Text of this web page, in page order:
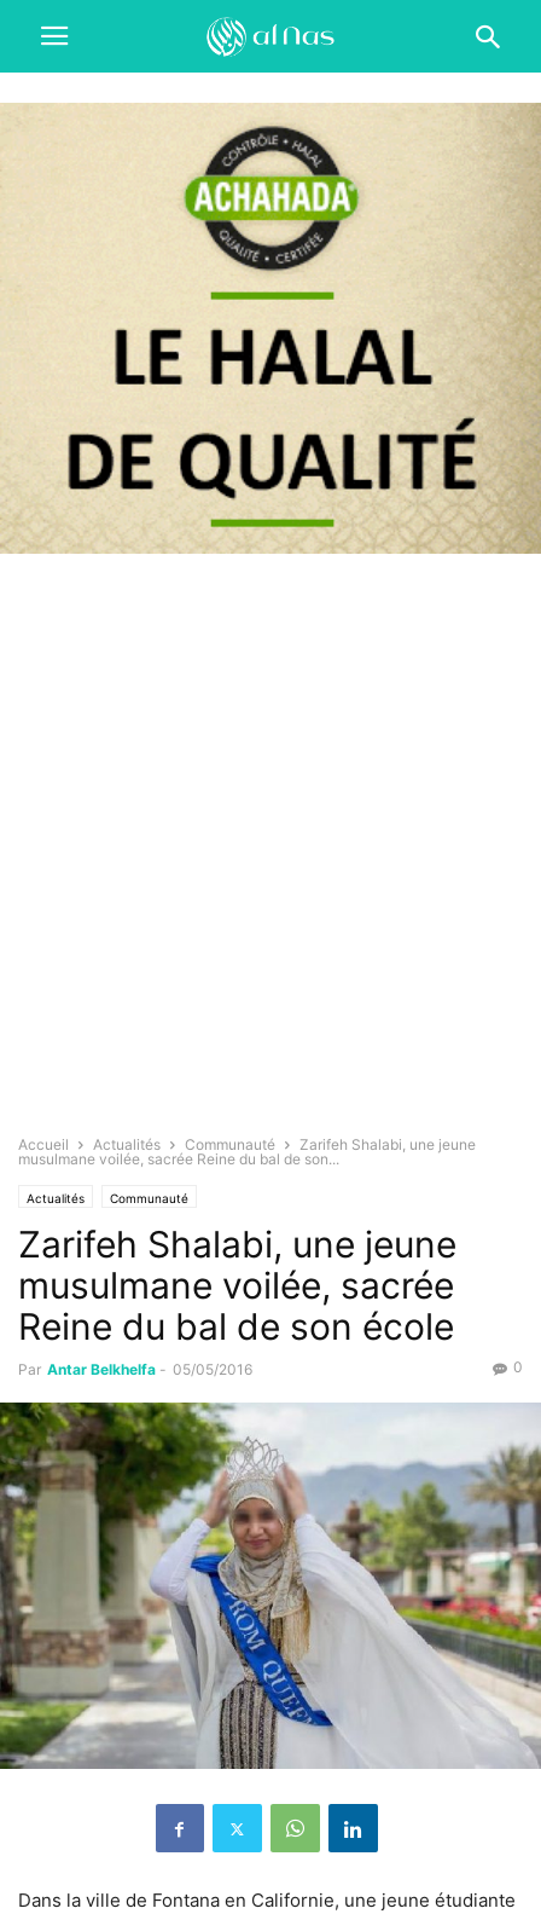
Accueil Actualités Communauté
Zarifeh Shalabi, une jeune
musulmane voilée, sacrée Reine du bal de son...
Actualités Communauté
Zarifeh Shalabi, une jeune
musulmane voilée, sacrée
Reine du bal de son école
Par Antar Belkhelfa - 05/05/2016 0
Dans la ville de Fontana en Californie, une jeune étudiante